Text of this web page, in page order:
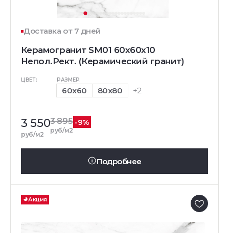
Доставка от 7 дней
Керамогранит SM01 60x60x10
Непол.Рект. (Керамический гранит)
ЦВЕТ: РАЗМЕР:
60x60 80x80 +2
3 550
руб/м2
3 895
руб/м2
-9%
Подробнее
Акция